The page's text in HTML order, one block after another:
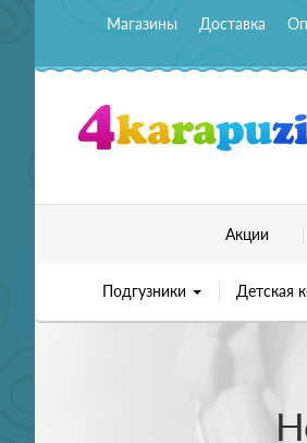
Магазины Доставка
Акции
Подгузники Детская